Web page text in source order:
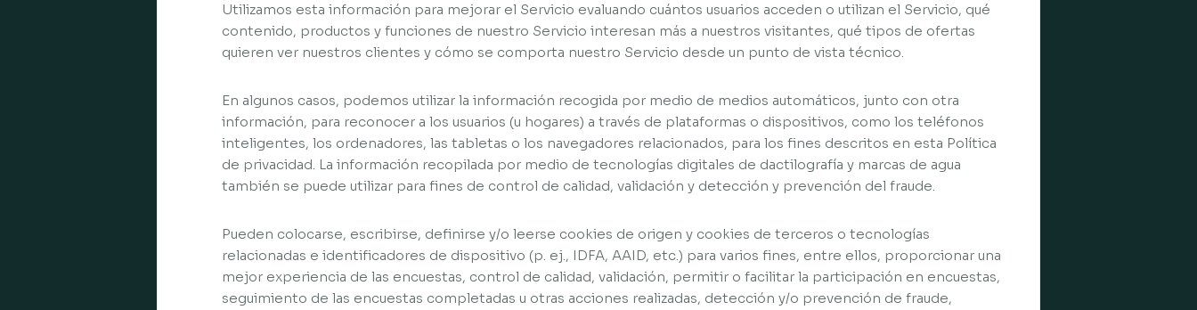
Utilizamos esta información para mejorar el Servicio evaluando cuántos usuarios acceden o utilizan el Servicio, qué
contenido, productos y funciones de nuestro Servicio interesan más a nuestros visitantes, qué tipos de ofertas
quieren ver nuestros clientes y cómo se comporta nuestro Servicio desde un punto de vista técnico.
En algunos casos, podemos utilizar la información recogida por medio de medios automáticos, junto con otra
información, para reconocer a los usuarios (u hogares) a través de plataformas o dispositivos, como los teléfonos
inteligentes, los ordenadores, las tabletas o los navegadores relacionados, para los fines descritos en esta Política
de privacidad. La información recopilada por medio de tecnologías digitales de dactilografía y marcas de agua
también se puede utilizar para fines de control de calidad, validación y detección y prevención del fraude.
Pueden colocarse, escribirse, definirse y/o leerse cookies de origen y cookies de terceros o tecnologías
relacionadas e identificadores de dispositivo (p. ej., IDFA, AAID, etc.) para varios fines, entre ellos, proporcionar una
mejor experiencia de las encuestas, control de calidad, validación, permitir o facilitar la participación en encuestas,
seguimiento de las encuestas completadas u otras acciones realizadas, detección y/o prevención de fraude,